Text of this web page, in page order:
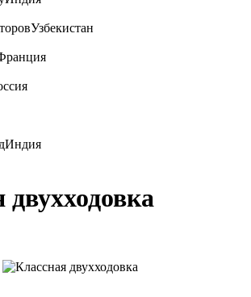
Узбекистан
Индия
двухходовка